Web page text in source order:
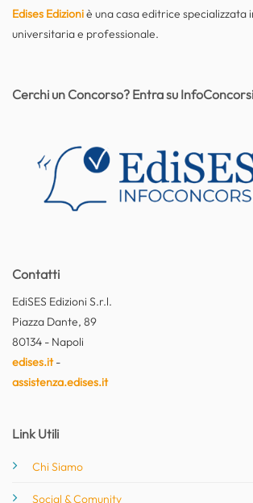
Edises Edizioniè una casa editrice specializzata
universitaria e professionale.
Contatti
EdiSES Edizioni S.r.l.
Piazza Dante, 89
80134 - Napoli
edises.it-
assistenza.edises.it
Link Utili
Chi Siamo
Social & Comunity
Cerchi un Concorso? Entra su InfoConcorsi